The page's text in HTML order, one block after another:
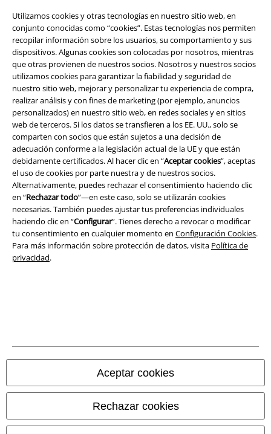
Utilizamos cookies y otras tecnologías en nuestro sitio web, en
conjunto conocidas como “cookies”. Estas tecnologías nos permiten
recopilar información sobre los usuarios, su comportamiento y sus
dispositivos. Algunas cookies son colocadas por nosotros, mientras
que otras provienen de nuestros socios. Nosotros y nuestros socios
utilizamos cookies para garantizar la fiabilidad y seguridad de
nuestro sitio web, mejorar y personalizar tu experiencia de compra,
realizar análisis y con fines de marketing (por ejemplo, anuncios
personalizados) en nuestro sitio web, en redes sociales y en sitios
web de terceros. Si los datos se transfieren a los EE. UU., solo se
comparten con socios que están sujetos a una decisión de
adecuación conforme a la legislación actual de la UE y que están
debidamente certificados. Al hacer clic en “Aceptar cookies”, aceptas
el uso de cookies por parte nuestra y de nuestros socios.
Alternativamente, puedes rechazar el consentimiento haciendo clic
en “Rechazar todo”—en este caso, solo se utilizarán cookies
necesarias. También puedes ajustar tus preferencias individuales
haciendo clic en “Configurar”. Tienes derecho a revocar o modificar
tu consentimiento en cualquier momento en Configuración Cookies.
Para más información sobre protección de datos, visita Política de
privacidad.
Aceptar cookies
Rechazar cookies
Legal
Términos y Condiciones
Aviso Legal
Ley protección de datos
Eliminación de residuos y protección del medioambiente
Declaración de Conformidad
© 1986-2026 E.M.P. Merchandising HGmbH